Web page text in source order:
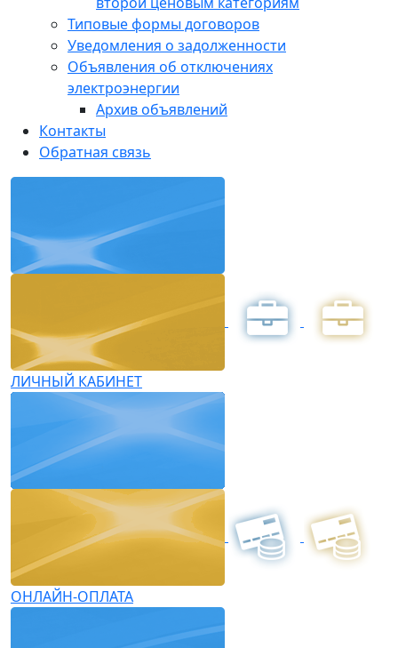
Типовые формы договоров
Уведомления о задолженности
Объявления об отключениях
электроэнергии
Архив объявлений
Контакты
Обратная связь
ЛИЧНЫЙ КАБИНЕТ
ОНЛАЙН-ОПЛАТА